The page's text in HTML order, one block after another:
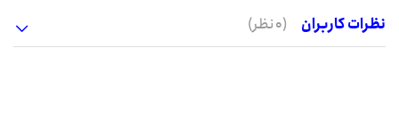
نظرات کاربران (0 نظر)